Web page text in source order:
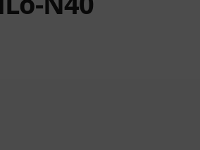
din 2223 evaluări ale clienților